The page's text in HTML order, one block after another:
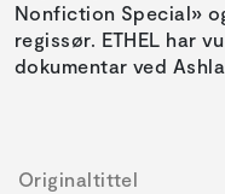
Nonfiction Special»
regissør. ETHEL har
dokumentar ved
Originaltittel